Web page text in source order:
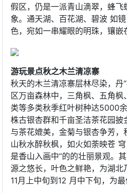
假区，仍是一派青山滴翠，蜂飞
象。通天湖、百花湖、碧波 如
色，宛如一串耀眼的明珠，镶嵌
游玩景点秋之木兰清凉寨
秋天的木兰清凉寨层林尽染，丹
区万亩森林中，三角枫、五角
类等多类秋季红叶树种达5000
株古银杏群和千亩圣洁茶花园
与茶花媲美，金菊与银杏争芳，
山秋水醉秋枫，如火如荼映苍
是香山入画中”的的壮丽景观。
源之悠长，叶色之鲜艳，为湖
11月上中旬到12 月中下旬，为最